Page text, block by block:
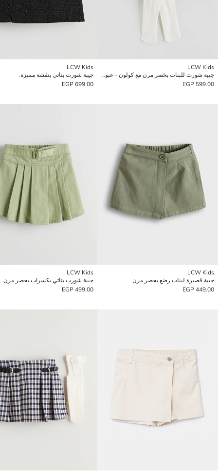
LCW Kids
جيبة شورت للبنات بخصر مرن مع كولون - عبوة من قطعتين
599.00 EGP
LCW Kids
جيبة شورت بناتي بنقشة مميزة.
699.00 EGP
LCW Kids
جيبة قصيرة لبنات رضع بخصر مرن
449.00 EGP
LCW Kids
جيبة شورت بناتي بكسرات بخصر مرن
499.00 EGP